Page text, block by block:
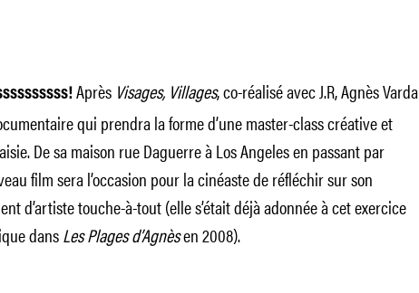
Après Visages, Villages, co-réalisé avec J.R, Agnès Varda
qui prendra la forme d’une master-class créative et
De sa maison rue Daguerre à Los Angeles en passant par
film sera l’occasion pour la cinéaste de réfléchir sur son
d’artiste touche-à-tout (elle s’était déjà adonnée à cet exercice
dansLes Plages d’Agnèsen 2008).